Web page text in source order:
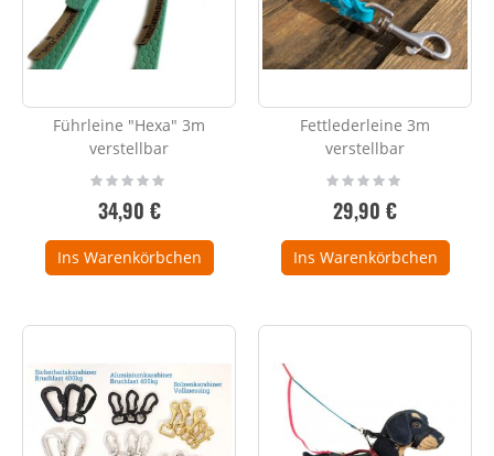
Führleine "Hexa" 3m
verstellbar
Rating:
34,90 €
Ins Warenkörbchen
Fettlederleine 3m
verstellbar
Rating:
29,90 €
Ins Warenkörbchen